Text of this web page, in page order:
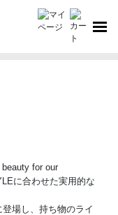
for our
に合わせた実用的な
場し、持ち物のライ